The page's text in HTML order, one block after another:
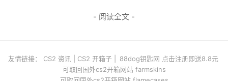
- 阅读全文 -
友情链接： CS2 资讯 CS2 开箱子
88dog钥匙网 点击注册即送8.8元
可取回国外cs2开箱网站 farmskins